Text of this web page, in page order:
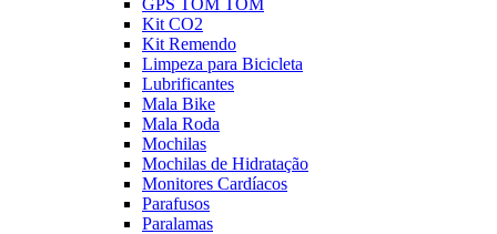
GPS TOM TOM
Kit CO2
Kit Remendo
Limpeza para Bicicleta
Lubrificantes
Mala Bike
Mala Roda
Mochilas
Mochilas de Hidratação
Monitores Cardíacos
Parafusos
Paralamas